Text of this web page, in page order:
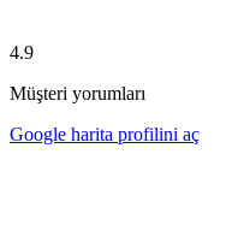
4.9
Müşteri yorumları
Google harita profilini aç